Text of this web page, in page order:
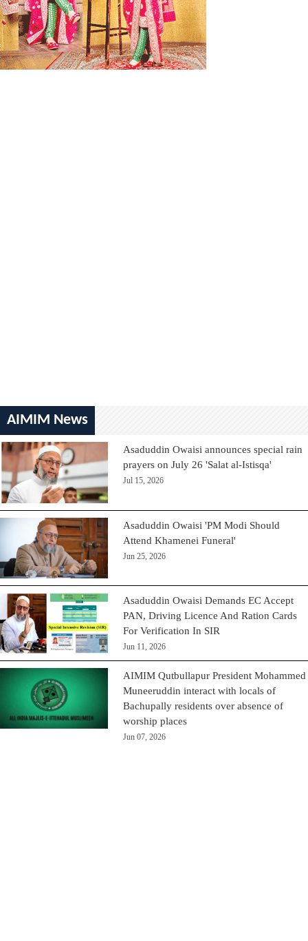
AIMIM News
Asaduddin Owaisi announces special rain
prayers on July 26 'Salat al-Istisqa'
Jul 15, 2026
Asaduddin Owaisi 'PM Modi Should
Attend Khamenei Funeral'
Jun 25, 2026
Asaduddin Owaisi Demands EC Accept
PAN, Driving Licence And Ration Cards
For Verification In SIR
Jun 11, 2026
AIMIM Qutbullapur President Mohammed
Muneeruddin interact with locals of
Bachupally residents over absence of
worship places
Jun 07, 2026